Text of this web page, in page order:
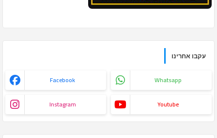
עקבו אחרינו
Facebook Whatsapp
Instagram Youtube